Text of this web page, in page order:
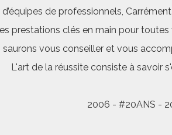
de professionnels,
prestations clés en main pour
vous conseiller et vous
L'art de la réussite consiste à savoir
2006 - #20ANS -